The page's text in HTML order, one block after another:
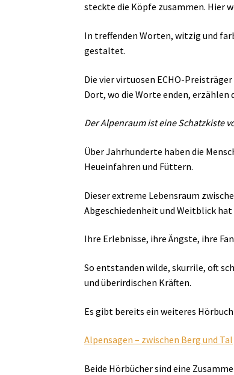
steckte die Köpfe zusammen. Hier
In treffenden Worten, witzig und
gestaltet.
Die vier virtuosen ECHO-
Dort, wo die Worte enden, erzählen
Der Alpenraum ist eine Schatzkiste
Über Jahrhunderte haben die
Heueinfahren und Füttern.
Dieser extreme Lebensraum
Abgeschiedenheit und Weitblick
Ihre Erlebnisse, ihre Ängste, ihre
So entstanden wilde, skurrile, oft
und überirdischen Kräften.
Es gibt bereits ein weiteres
Alpensagen – zwischen Berg und Tal
Beide Hörbücher sind eine